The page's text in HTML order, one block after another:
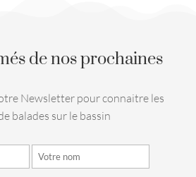
de nos prochaines
Newsletter pour connaitre les
balades sur le bassin